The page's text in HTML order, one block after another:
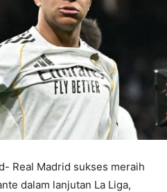
Real Madrid sukses meraih
dalam lanjutan La Liga,